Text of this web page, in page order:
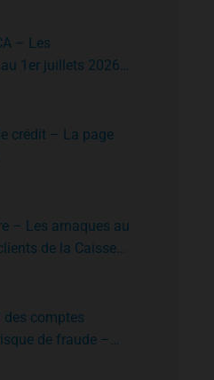
– Les
1er juillets 2026
crédit – La page
– Les arnaques au
de la Caisse
comptes
de fraude –